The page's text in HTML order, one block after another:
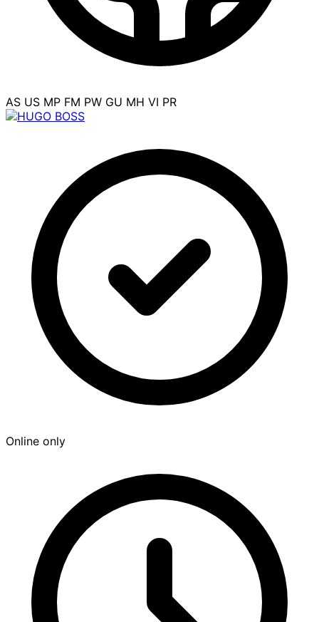
AS US MP FM PW GU MH VI PR
Online only